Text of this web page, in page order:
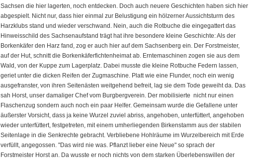
Sachsen die hier lagerten, noch entdecken. Doch auch neuere Geschichten haben sich hier
abgespielt. Nicht nur, dass hier einmal zur Belustigung ein hölzerner Aussichtsturm des
Harzklubs stand und wieder verschwand. Nein, auch die Rotbuche die eingegattert das
Hinweisschild des Sachsenaufstand trägt hat ihre besondere kleine Geschichte: Als der
Borkenkäfer den Harz fand, zog er auch hier auf dem Sachsenberg ein. Der Forstmeister,
auf der Hut, schnitt die Borkenkäferfichtenheimat ab. Erntemaschinen zogen sie aus dem
Wald, von der Kuppe zum Lagerplatz. Dabei musste die kleine Rotbuche Federn lassen,
geriet unter die dicken Reifen der Zugmaschine. Platt wie eine Flunder, noch ein wenig
ausgefranster, von ihren Seitenästen weitgehend befreit, lag sie dem Tode geweiht da. Das
sah Horst, unser damaliger Chef vom Burgbergverein. Der mobilisierte nicht nur einen
Flaschenzug sondern auch noch ein paar Helfer. Gemeinsam wurde die Gefallene unter
äußerster Vorsicht, dass ja keine Wurzel zuviel abriss, angehoben, unterfüttert, angehoben
wieder unterfüttert, festgetreten, mit einem umherliegenden Birkenstamm aus der stabilen
Seitenlage in die Senkrechte gebracht. Verbliebene Hohlräume im Wurzelbereich mit Erde
verfüllt, angegossen. "Das wird nie was. Pflanzt lieber eine Neue" so sprach der
Forstmeister Horst an. Da wusste er noch nichts von dem starken Überlebenswillen der